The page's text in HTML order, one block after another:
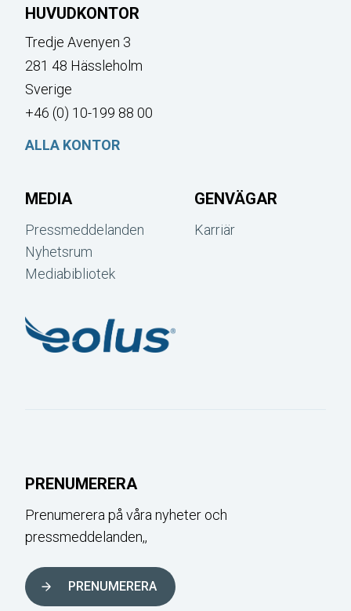
HUVUDKONTOR
Tredje Avenyen 3
281 48 Hässleholm
Sverige
+46 (0) 10-199 88 00
ALLA KONTOR
MEDIA
Pressmeddelanden
Nyhetsrum
Mediabibliotek
GENVÄGAR
Karriär
PRENUMERERA
Prenumerera på våra nyheter och
pressmeddelanden,,
PRENUMERERA